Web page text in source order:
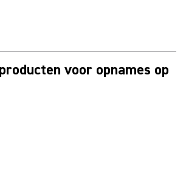
voor opnames op